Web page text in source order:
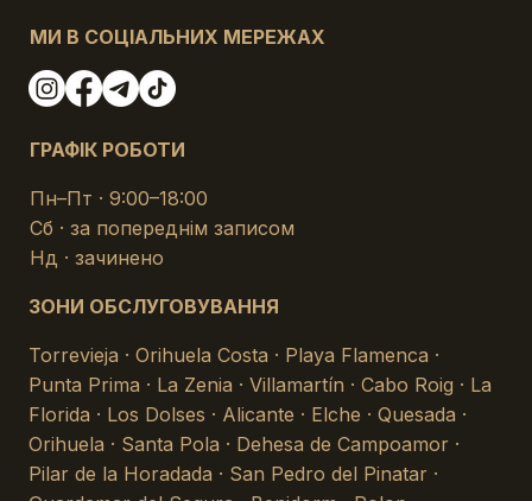
МИ В СОЦІАЛЬНИХ МЕРЕЖАХ
ГРАФІК РОБОТИ
Пн–Пт · 9:00–18:00
Сб · за попереднім записом
Нд · зачинено
ЗОНИ ОБСЛУГОВУВАННЯ
Torrevieja · Orihuela Costa · Playa Flamenca ·
Punta Prima · La Zenia · Villamartín · Cabo Roig · La
Florida · Los Dolses · Alicante · Elche · Quesada ·
Orihuela · Santa Pola · Dehesa de Campoamor ·
Pilar de la Horadada · San Pedro del Pinatar ·